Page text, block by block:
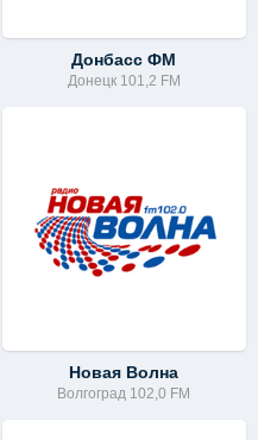
Донбасс ФМ
Донецк 101,2 FM
Новая Волна
Волгоград 102,0 FM